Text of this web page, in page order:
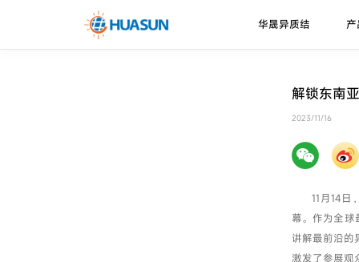
华晟异质结
技术优势
技术路径
珠峰系列
喜马拉雅系列
解锁东南
2023/11/16
11月14
幕。作为全球
讲解最前沿的
激发了参展观